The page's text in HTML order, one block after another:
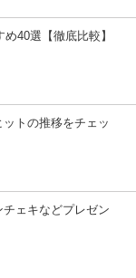
40選【徹底比較】
トの推移をチェッ
ェキなどプレゼン